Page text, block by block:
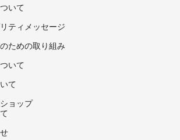
いて
ティメッセージ
ための取り組み
いて
て
ョップ